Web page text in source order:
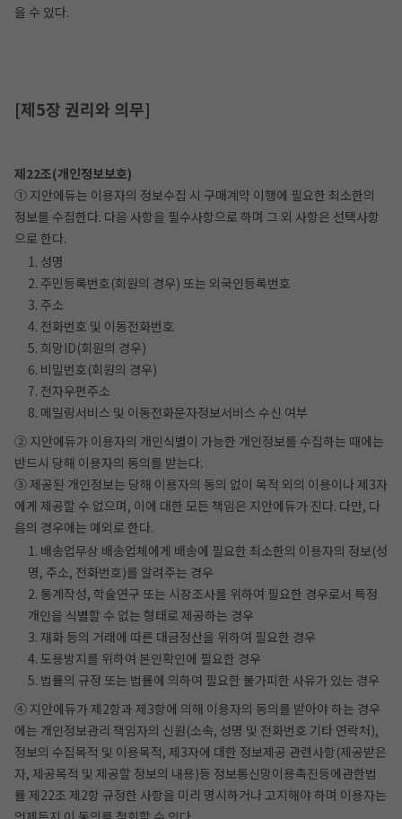
을 수 있다.
[제5장 권리와 의무]
제22조(개인정보보호)
① 지안에듀는 이용자의 정보수집 시 구매계약 이행에 필요한 최소한의
정보를 수집한다. 다음 사항을 필수사항으로 하며 그 외 사항은 선택사항
으로 한다.
1. 성명
2. 주민등록번호(회원의 경우) 또는 외국인등록번호
3. 주소
4. 전화번호 및 이동전화번호
5. 희망ID(회원의 경우)
6. 비밀번호(회원의 경우)
7. 전자우편주소
8. 메일링서비스 및 이동전화문자정보서비스 수신 여부
② 지안에듀가 이용자의 개인식별이 가능한 개인정보를 수집하는 때에는
반드시 당해 이용자의 동의를 받는다.
③ 제공된 개인정보는 당해 이용자의 동의 없이 목적 외의 이용이나 제3자
에게 제공할 수 없으며, 이에 대한 모든 책임은 지안에듀가 진다. 다만, 다
음의 경우에는 예외로 한다.
1. 배송업무상 배송업체에게 배송에 필요한 최소한의 이용자의 정보(성
명, 주소, 전화번호)를 알려주는 경우
2. 통계작성, 학술연구 또는 시장조사를 위하여 필요한 경우로서 특정
개인을 식별할 수 없는 형태로 제공하는 경우
3. 재화 등의 거래에 따른 대금정산을 위하여 필요한 경우
4. 도용방지를 위하여 본인확인에 필요한 경우
5. 법률의 규정 또는 법률에 의하여 필요한 불가피한 사유가 있는 경우
④ 지안에듀가 제2항과 제3항에 의해 이용자의 동의를 받아야 하는 경우
에는 개인정보관리 책임자의 신원(소속, 성명 및 전화번호 기타 연락처),
정보의 수집목적 및 이용목적, 제3자에 대한 정보제공 관련사항(제공받은
자, 제공목적 및 제공할 정보의 내용)등 정보통신망이용촉진등에관한법
률 제22조 제2항 규정한 사항을 미리 명시하거나 고지해야 하며 이용자는